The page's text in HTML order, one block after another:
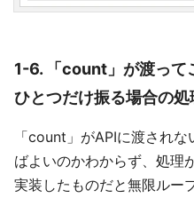
1-6. 「count」が渡って
ひとつだけ振る場合の
「count」がAPIに渡され
ばよいのかわからず、処理
実装したものだと無限ルー